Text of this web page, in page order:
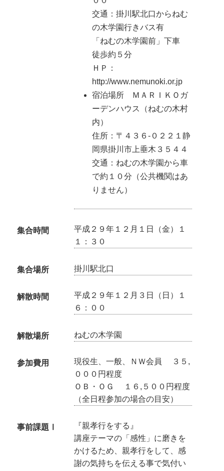
交通：掛川駅北口からねむ
の木学園行きバス有
「ねむの木学園前」下車
徒歩約５分
ＨＰ：
http://www.nemunoki.or.jp
宿泊場所 ＭＡＲＩＫＯガ
ーデンハウス（ねむの木村
内）
住所：〒４３６-０２２１静
岡県掛川市上垂木３５４４
交通：ねむの木学園から車
で約１０分（公共機関はあ
りません）
集合時間
平成２９年１２月１日（金）１
１：３０
集合場所 掛川駅北口
解散時間
平成２９年１２月３日（日）１
６：００
解散場所 ねむの木学園
参加費用
現役生、一般、ＮＷ会員 ３５,
０００円程度
ＯＢ・ＯＧ １６,５００円程度
（全日程参加の場合の目安）
事前課題Ⅰ
『親孝行をする』
講座テーマの「感性」に磨きを
かけるため、親孝行をして、感
謝の気持ちを伝える事で気付い